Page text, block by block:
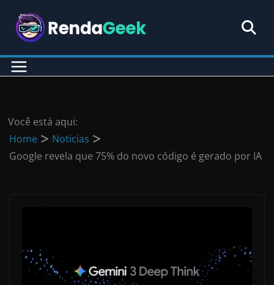
para
conteúdo
Você está aqui:
Home
Noticias
Google revela que 75% do novo código é gerado por IA